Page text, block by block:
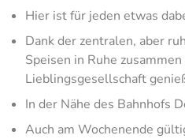
Hier ist für jeden etwas
Dank der zentralen, aber
Speisen in Ruhe
Lieblingsgesellschaft
In der Nähe des Bahnhofs
Auch am Wochenende